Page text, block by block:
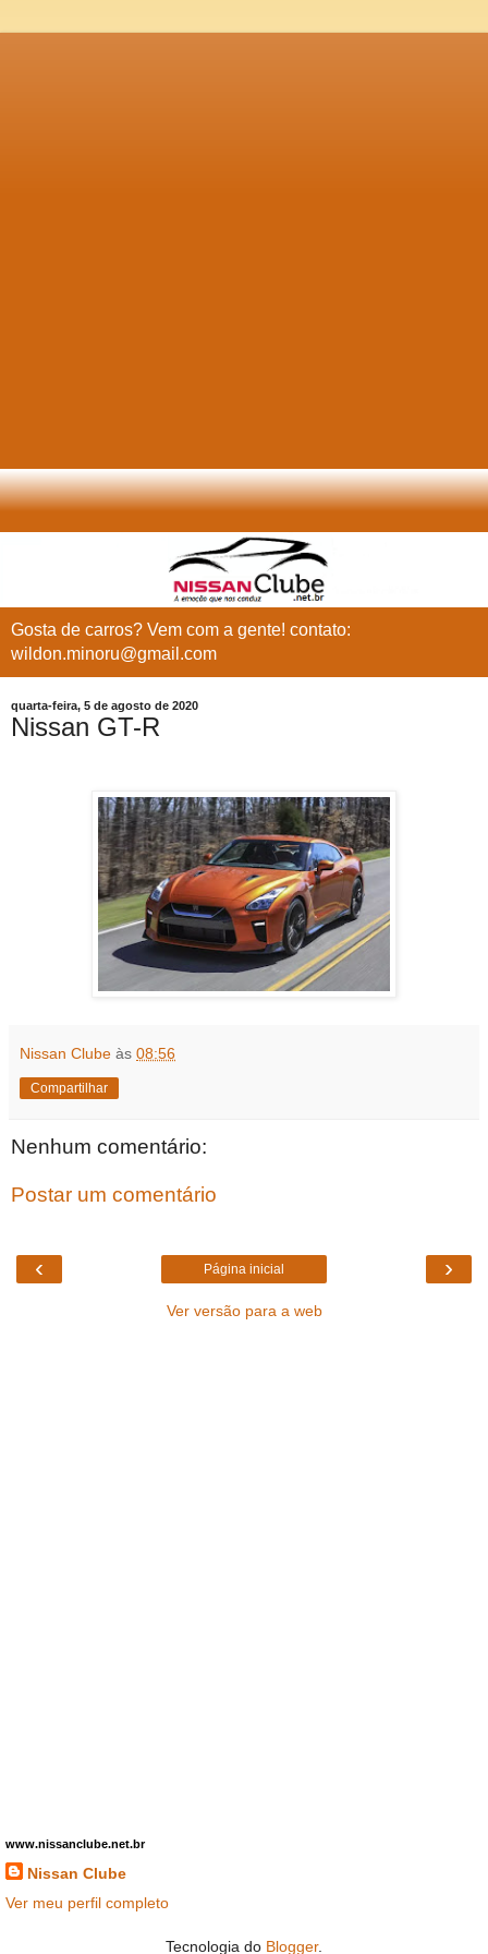
Gosta de carros? Vem com a gente! contato:
wildon.minoru@gmail.com
quarta-feira, 5 de agosto de 2020
Nissan GT-R
Nissan Clube às 08:56
Compartilhar
Nenhum comentário:
Postar um comentário
‹ ›
Página inicial
Ver versão para a web
www.nissanclube.net.br
Nissan Clube
Ver meu perfil completo
Tecnologia do Blogger.